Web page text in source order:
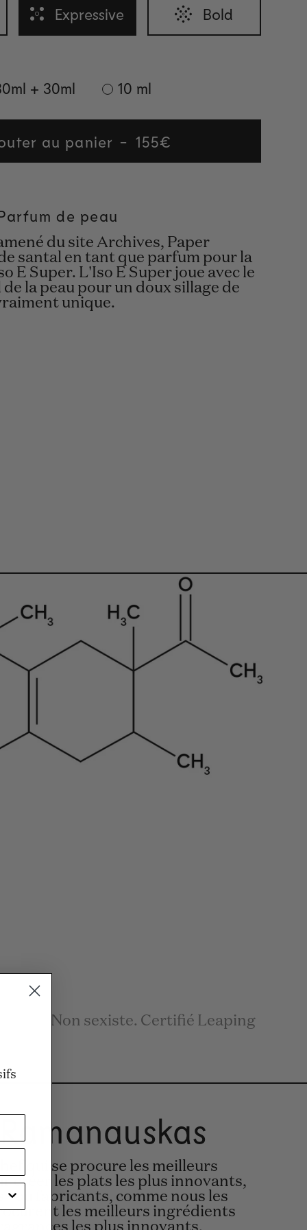
Expressive Bold
+ 30ml 10 ml
au panier
Regular
price
155€
de peau
du site Archives, Paper
santal en tant que parfum pour la
E Super. L'Iso E Super joue avec le
la peau pour un doux sillage de
unique.
Eau. Non sexiste. Certifié Leaping
qui se procure les meilleurs
créer les plats les plus innovants,
- ou fabricants, comme nous les
les meilleurs ingrédients